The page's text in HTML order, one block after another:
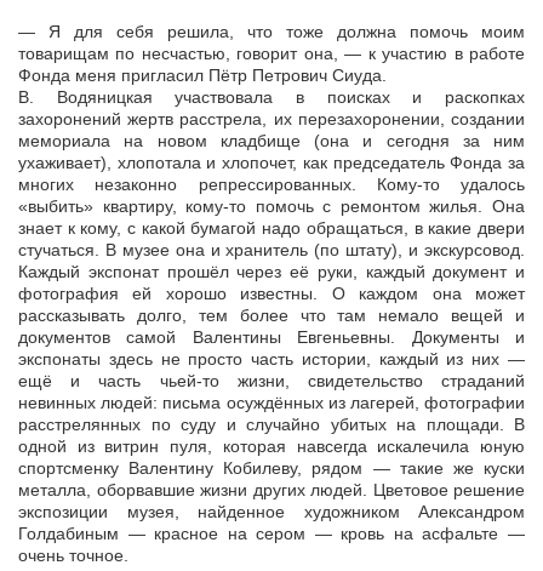
— Я для себя решила, что тоже должна помочь моим
товарищам по несчастью, говорит она, — к участию в работе
Фонда меня пригласил Пётр Петрович Сиуда.
В. Водяницкая участвовала в поисках и раскопках
захоронений жертв расстрела, их перезахоронении, создании
мемориала на новом кладбище (она и сегодня за ним
ухаживает), хлопотала и хлопочет, как председатель Фонда за
многих незаконно репрессированных. Кому-то удалось
«выбить» квартиру, кому-то помочь с ремонтом жилья. Она
знает к кому, с какой бумагой надо обращаться, в какие двери
стучаться. В музее она и хранитель (по штату), и экскурсовод.
Каждый экспонат прошёл через её руки, каждый документ и
фотография ей хорошо известны. О каждом она может
рассказывать долго, тем более что там немало вещей и
документов самой Валентины Евгеньевны. Документы и
экспонаты здесь не просто часть истории, каждый из них —
ещё и часть чьей-то жизни, свидетельство страданий
невинных людей: письма осуждённых из лагерей, фотографии
расстрелянных по суду и случайно убитых на площади. В
одной из витрин пуля, которая навсегда искалечила юную
спортсменку Валентину Кобилеву, рядом — такие же куски
металла, оборвавшие жизни других людей. Цветовое решение
экспозиции музея, найденное художником Александром
Голдабиным — красное на сером — кровь на асфальте —
очень точное.